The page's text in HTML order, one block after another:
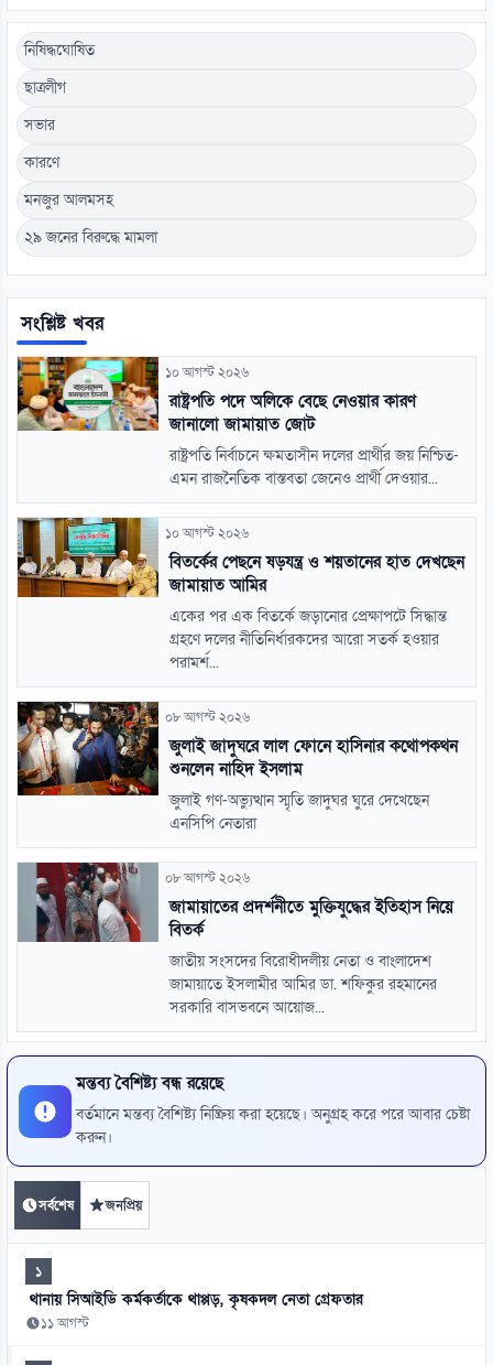
নিষিদ্ধঘোষিত
ছাত্রলীগ
সভার
কারণে
মনজুর আলমসহ
২৯ জনের বিরুদ্ধে মামলা
সংশ্লিষ্ট খবর
১০ আগস্ট ২০২৬
রাষ্ট্রপতি পদে অলিকে বেছে নেওয়ার কারণ
জানালো জামায়াত জোট
রাষ্ট্রপতি নির্বাচনে ক্ষমতাসীন দলের প্রার্থীর জয় নিশ্চিত-
এমন রাজনৈতিক বাস্তবতা জেনেও প্রার্থী দেওয়ার...
১০ আগস্ট ২০২৬
বিতর্কের পেছনে ষড়যন্ত্র ও শয়তানের হাত দেখছেন
জামায়াত আমির
একের পর এক বিতর্কে জড়ানোর প্রেক্ষাপটে সিদ্ধান্ত
গ্রহণে দলের নীতিনির্ধারকদের আরো সতর্ক হওয়ার
পরামর্শ...
০৮ আগস্ট ২০২৬
জুলাই জাদুঘরে লাল ফোনে হাসিনার কথোপকথন
শুনলেন নাহিদ ইসলাম
জুলাই গণ-অভ্যুত্থান স্মৃতি জাদুঘর ঘুরে দেখেছেন
এনসিপি নেতারা
০৮ আগস্ট ২০২৬
জামায়াতের প্রদর্শনীতে মুক্তিযুদ্ধের ইতিহাস নিয়ে
বিতর্ক
জাতীয় সংসদের বিরোধীদলীয় নেতা ও বাংলাদেশ
জামায়াতে ইসলামীর আমির ডা. শফিকুর রহমানের
সরকারি বাসভবনে আয়োজ...
মন্তব্য বৈশিষ্ট্য বন্ধ রয়েছে
বর্তমানে মন্তব্য বৈশিষ্ট্য নিষ্ক্রিয় করা হয়েছে। অনুগ্রহ করে পরে আবার চেষ্টা
করুন।
সর্বশেষ জনপ্রিয়
১
থানায় সিআইডি কর্মকর্তাকে থাপ্পড়, কৃষকদল নেতা গ্রেফতার
১১ আগস্ট